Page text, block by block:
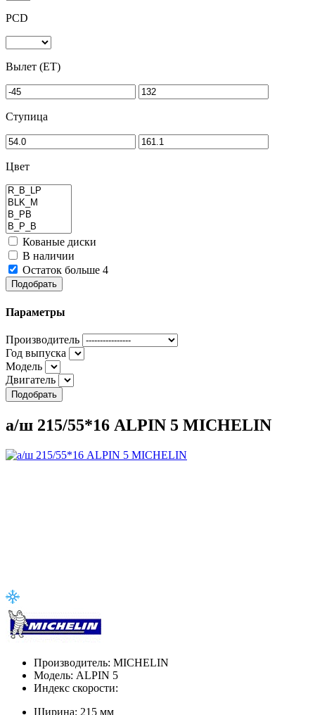
PCD
Вылет (ET)
Ступица
Цвет
Кованые диски
В наличии
Остаток больше 4
Подобрать
Параметры
Производитель
Год выпуска
Модель
Двигатель
Подобрать
а/ш 215/55*16 ALPIN 5 MICHELIN
Производитель: MICHELIN
Модель: ALPIN 5
Индекс скорости:
Ширина: 215 мм